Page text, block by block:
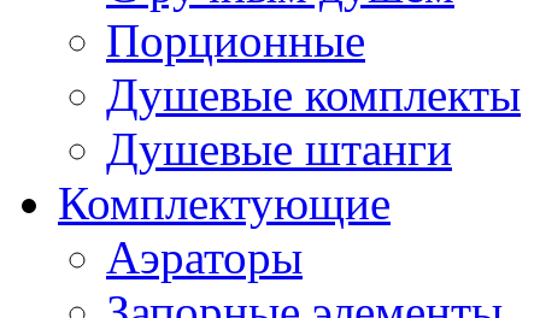
Порционные
Душевые комплекты
Душевые штанги
Комплектующие
Аэраторы